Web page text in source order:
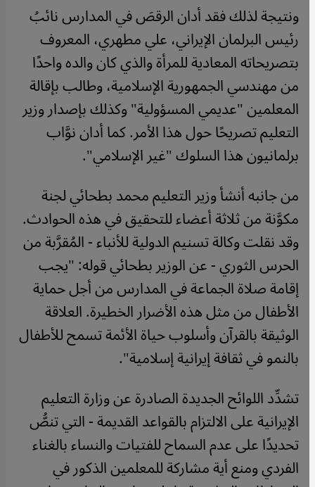
ونتيجة لذلك فقد أدان الرقصَ في المدارس نائبُ
رئيس البرلمان الإيراني، علي مطهري، المعروف
بتصريحاته المعادية للمرأة والذي كان والده واحدًا
من مهندسي الجمهورية الإسلامية، وطالب بإقالة
المعلمين "عديمي المسؤولية" وكذلك بإصدار وزير
التعليم تصريحًا حول هذا الأمر. كما أدان نوَّاب
برلمانيون هذا السلوك "غير الإسلامي".
من جانبه أنشأ وزير التعليم محمد بطحائي لجنة
مكوَّنة من ثلاثة أعضاء للتحقيق في هذه الحوادث.
وقد نقلت وكالة تسنيم الدولية للأنباء - المُقرَّبة من
الحرس الثوري - عن الوزير بطحائي قوله: "يجب
إقامة صلاة الجماعة في المدارس من أجل حماية
الأطفال من مثل هذه الأضرار الخطيرة. العلاقة
الوثيقة بالقرآن وأسلوب حياة الأئمة تسمح للأطفال
بالنمو في ثقافة إيرانية إسلامية".
تشدِّد اللوائح الجديدة الصادرة عن وزارة التعليم
الإيرانية على الالتزام بالقواعد القديمة - التي تنصُّ
تحديدًا على عدم السماح للفتيات والنساء بالغناء
الفردي ومنع أية مشاركة للمعلمين الذكور في